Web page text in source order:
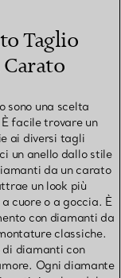
Taglio
sono una scelta
facile trovare un
ai diversi tagli
un anello dallo stile
da un carato
un look più
cuore o a goccia. È
con diamanti da
classiche.
di diamanti con
Ogni diamante